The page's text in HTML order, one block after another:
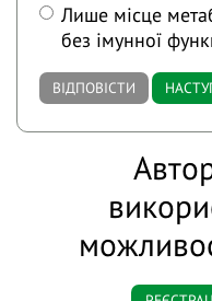
Лише місце
без імунної
ВІДПОВІСТИ